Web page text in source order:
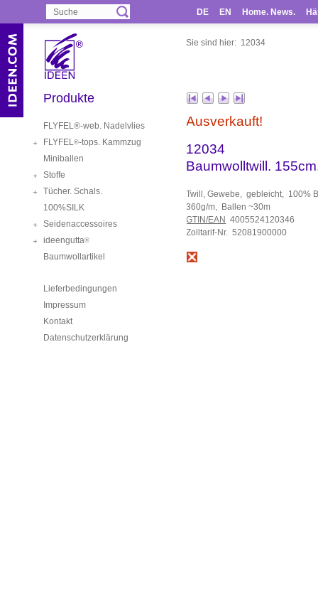
DE EN Home. News.
Sie sind hier: 12034
Produkte
FLYFEL®-web. Nadelvlies
FLYFEL®-tops. Kammzug
Miniballen
Stoffe
Tücher. Schals.
100%SILK
Seidenaccessoires
ideengutta®
Baumwollartikel
Lieferbedingungen
Impressum
Kontakt
Datenschutzerklärung
Ausverkauft!
12034
Baumwolltwill.
Twill, Gewebe, gebleicht, 100%
360g/m, Ballen ~30m
GTIN/EAN 4005524120346
Zolltarif-Nr. 52081900000